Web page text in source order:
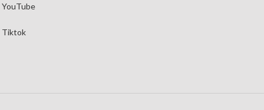
YouTube
Tiktok